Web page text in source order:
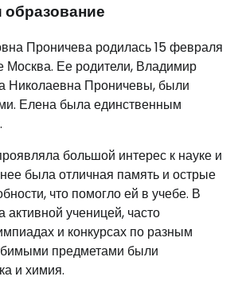
Проничева родилась 15 февраля
Москва. Ее родители, Владимир
Николаевна Проничевы, были
Елена была единственным
большой интерес к науке и
была отличная память и острые
что помогло ей в учебе. В
ученицей, часто
и конкурсах по разным
предметами были
и химия.